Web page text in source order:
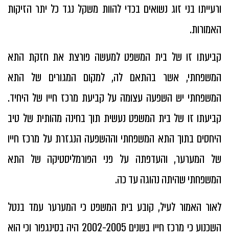
ורעייתו בני זוג נשואים בכדי להוות משקל נגד כל יתר הזיקות
האמורות.
קביעתו זו של בית המשפט למעשה פורצת את חזקת התא
המשפחתי, אשר בהתאם לה, למקום המגורים של התא
המשפחתי יש השפעה עצומה על קביעת מרכז חייו של היחיד.
קביעתו זו של בית המשפט נעשית תוך בחינה מהותית של טיב
היחסים בתוך התא המשפחתי וההשפעה הנגזרת על מרכז חייו
של המערער, והעדפתה על פני הפורמליסטיקה של התא
המשפחתי שהיתה נהוגה עד כה.
לאור האמור לעיל, קובע בית המשפט כי המערער עמד בנטל
השכנוע כי מרכז חייו בשנים 2002-2005 היה בסינגפור וכי הוא